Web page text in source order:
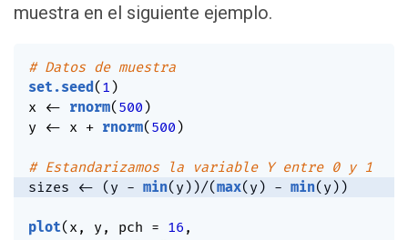
muestra en el siguiente ejemplo.
# Datos de muestra
set.seed ( 1 )
x <- rnorm( 500 )
y <- x + rnorm( 500 )
# Estandarizamos la variable Y entre 0 y 1
sizes
<- ( y - min( y) )/(max( y) - min( y) )
plot( x, y, pch = 16 ,